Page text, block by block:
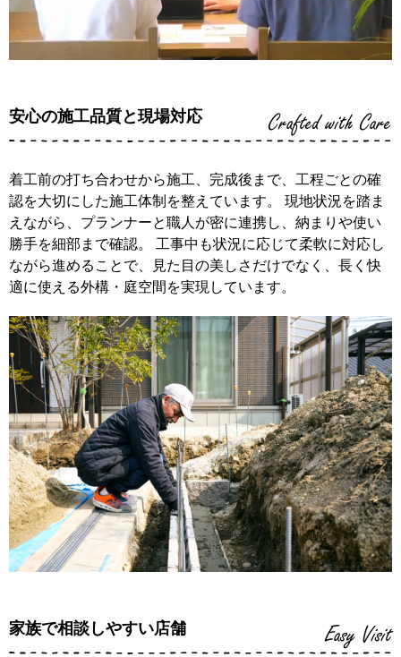
安心の施工品質と現場対応 Crafted with Care
着工前の打ち合わせから施工、完成後まで、工程ごとの確
認を大切にした施工体制を整えています。 現地状況を踏ま
えながら、プランナーと職人が密に連携し、納まりや使い
勝手を細部まで確認。 工事中も状況に応じて柔軟に対応し
ながら進めることで、見た目の美しさだけでなく、長く快
適に使える外構・庭空間を実現しています。
家族で相談しやすい店舗 Easy Visit